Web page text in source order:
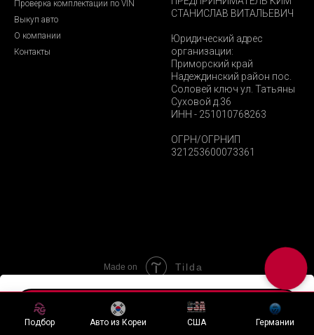
Подбор Авто из Кореи США Германии
Хочу подобный лот
Проверка комплектации по VIN
Выкуп авто
О компании
Контакты
СТАНИСЛАВ ВИТАЛЬЕВИЧ
Юридический адрес
организации:
Приморский край
Надеждинский район пос.
Соловей ключ ул. Татьяны
Суховой д.36
ИНН - 251010768263
ОГРН/ОГРНИП
321253600073361
Made on Tilda